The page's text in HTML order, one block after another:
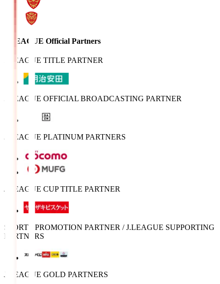
J.LEAGUE Official Partners
J.LEAGUE TITLE PARTNER
J.LEAGUE OFFICIAL BROADCASTING PARTNER
J.LEAGUE PLATINUM PARTNERS
J.LEAGUE CUP TITLE PARTNER
SPORTS PROMOTION PARTNER / J.LEAGUE SUPPORTING
PARTNERS
J.LEAGUE GOLD PARTNERS